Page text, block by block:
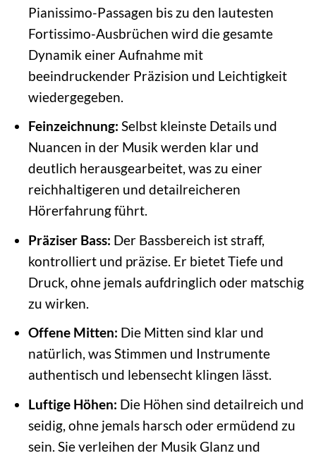
Pianissimo-Passagen bis zu den lautesten
Fortissimo-Ausbrüchen wird die gesamte
Dynamik einer Aufnahme mit
beeindruckender Präzision und Leichtigkeit
wiedergegeben.
Feinzeichnung: Selbst kleinste Details und
Nuancen in der Musik werden klar und
deutlich herausgearbeitet, was zu einer
reichhaltigeren und detailreicheren
Hörerfahrung führt.
Präziser Bass: Der Bassbereich ist straff,
kontrolliert und präzise. Er bietet Tiefe und
Druck, ohne jemals aufdringlich oder matschig
zu wirken.
Offene Mitten: Die Mitten sind klar und
natürlich, was Stimmen und Instrumente
authentisch und lebensecht klingen lässt.
Luftige Höhen: Die Höhen sind detailreich und
seidig, ohne jemals harsch oder ermüdend zu
sein. Sie verleihen der Musik Glanz und